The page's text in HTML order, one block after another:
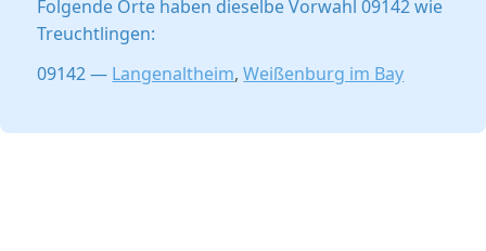
Folgende Orte haben dieselbe Vorwahl 09142 wie
Treuchtlingen:
09142 — Langenaltheim,Weißenburg im Bay